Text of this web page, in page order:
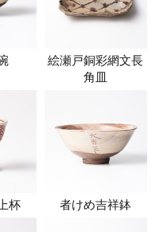
絵瀬戸銅彩網文長
角皿
杯 者けめ吉祥鉢